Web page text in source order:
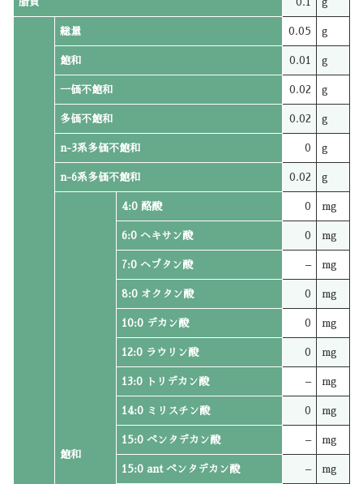
総量 0.05 g
飽和 0.01 g
一価不飽和 0.02 g
多価不飽和 0.02 g
n-3系多価不飽和 0 g
n-6系多価不飽和 0.02 g
飽和
4:0 酪酸 0 mg
6:0 ヘキサン酸 0 mg
7:0 ヘプタン酸 – mg
8:0 オクタン酸 0 mg
10:0 デカン酸 0 mg
12:0 ラウリン酸 0 mg
13:0 トリデカン酸 – mg
14:0 ミリスチン酸 0 mg
15:0 ペンタデカン酸 – mg
15:0 ant ペンタデカン酸 – mg